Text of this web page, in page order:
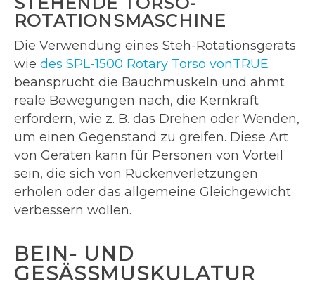
ROTATIONSMASCHINE
Die Verwendung eines Steh-Rotationsgeräts
wie des SPL-1500 Rotary Torso vonTRUE
beansprucht die Bauchmuskeln und ahmt
reale Bewegungen nach, die Kernkraft
erfordern, wie z. B. das Drehen oder Wenden,
um einen Gegenstand zu greifen. Diese Art
von Geräten kann für Personen von Vorteil
sein, die sich von Rückenverletzungen
erholen oder das allgemeine Gleichgewicht
verbessern wollen.
BEIN- UND
GESÄSSMUSKULATUR